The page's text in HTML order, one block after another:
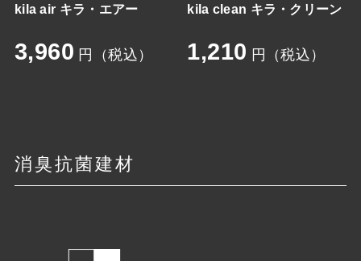
kila air キラ・エアー
3,960 円（税込）
kila clean キラ・クリーン
1,210 円（税込）
消臭抗菌建材